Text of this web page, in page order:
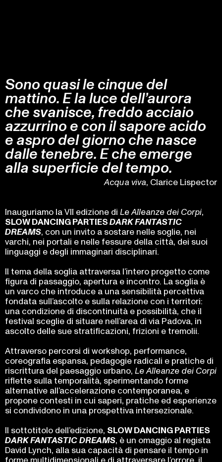
Sono quasi le cinque del
mattino. E la luce dell’aurora
che svanisce, freddo acciaio
azzurrino e con il sapore acido
e aspro del giorno che nasce
dalle tenebre. E che emerge
alla superficie del tempo.
Acqua viva, Clarice Lispector
Inauguriamo la VII edizione diLe Alleanze dei Corpi,
SLOW DANCING PARTIESDARK FANTASTIC
DREAMS, con un invito a sostare nelle soglie, nei
varchi, nei portali e nelle fessure della città, dei suoi
linguaggi e degli immaginari disciplinari.
Il tema della soglia attraversa l’intero progetto come
figura di passaggio, apertura e incontro. La soglia è
un varco che introduce a una sensibilità percettiva
fondata sull’ascolto e sulla relazione con i territori:
una condizione di discontinuità e possibilità, che il
festival sceglie di situare nell’area di via Padova, in
ascolto delle sue stratificazioni, frizioni e tremolii.
Attraverso percorsi di workshop, performance,
coreografia espansa, pedagogie radicali e pratiche di
riscrittura del paesaggio urbano,Le Alleanze dei Corpi
riflette sulla temporalità, sperimentando forme
alternative all’accelerazione contemporanea, e
propone contesti in cui saperi, pratiche ed esperienze
si condividono in una prospettiva intersezionale.
Il sottotitolo dell’edizione, SLOW DANCING PARTIES
DARK FANTASTIC DREAMS, è un omaggio al regista
David Lynch, alla sua capacità di pensare il tempo in